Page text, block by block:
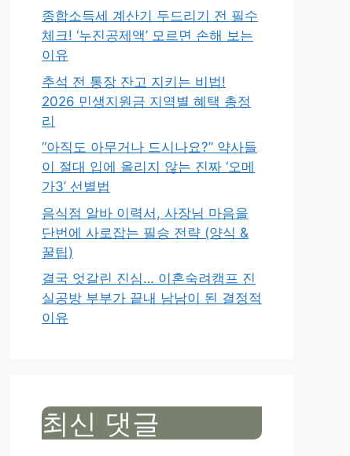
종합소득세 계산기 두드리기 전 필수
체크! ‘누진공제액’ 모르면 손해 보는
이유
추석 전 통장 잔고 지키는 비법!
2026 민생지원금 지역별 혜택 총정
리
“아직도 아무거나 드시나요?” 약사들
이 절대 입에 올리지 않는 진짜 ‘오메
가3’ 선별법
음식점 알바 이력서, 사장님 마음을
단번에 사로잡는 필승 전략 (양식 &
꿀팁)
결국 엇갈린 진심… 이혼숙려캠프 진
실공방 부부가 끝내 남남이 된 결정적
이유
최신 댓글